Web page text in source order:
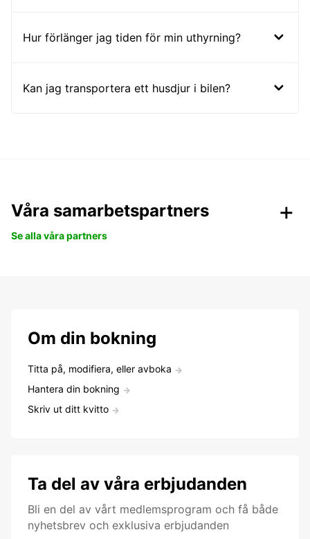
Hur förlänger jag tiden för min uthyrning?
Kan jag transportera ett husdjur i bilen?
Våra samarbetspartners
Se alla våra partners
Om din bokning
Titta på, modifiera, eller avboka
Hantera din bokning
Skriv ut ditt kvitto
Ta del av våra erbjudanden
Bli en del av vårt medlemsprogram och få både
nyhetsbrev och exklusiva erbjudanden